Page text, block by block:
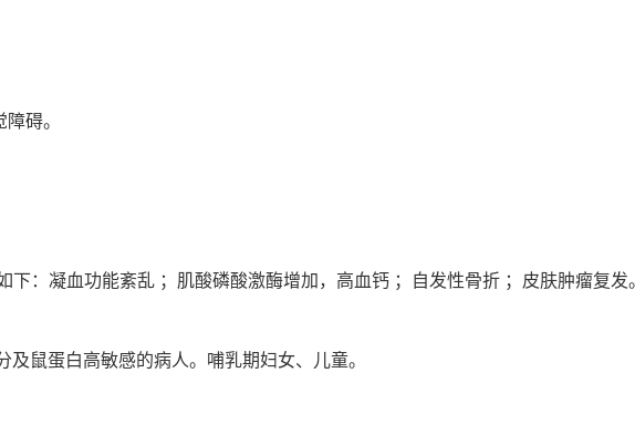
碍。
下：凝血功能紊乱 ；肌酸磷酸激酶增加，高血钙 ；自发性骨折 ；皮肤肿瘤复发
鼠蛋白高敏感的病人。哺乳期妇女、儿童。